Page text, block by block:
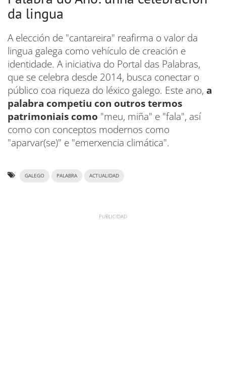
da lingua
A elección de "cantareira" reafirma o valor da
lingua galega como vehículo de creación e
identidade. A iniciativa do Portal das Palabras,
que se celebra desde 2014, busca conectar o
público coa riqueza do léxico galego. Este ano, a
palabra competiu con outros termos
patrimoniais como "meu, miña" e "fala", así
como con conceptos modernos como
"aparvar(se)" e "emerxencia climática".
GALEGO PALABRA ACTUALIDAD